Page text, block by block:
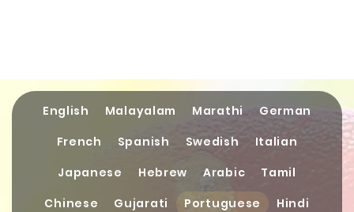
English Malayalam Marathi
German
French
Spanish Swedish
Italian
Japanese
Hebrew Arabic
Tamil
Chinese
Gujarati Portuguese
Hindi